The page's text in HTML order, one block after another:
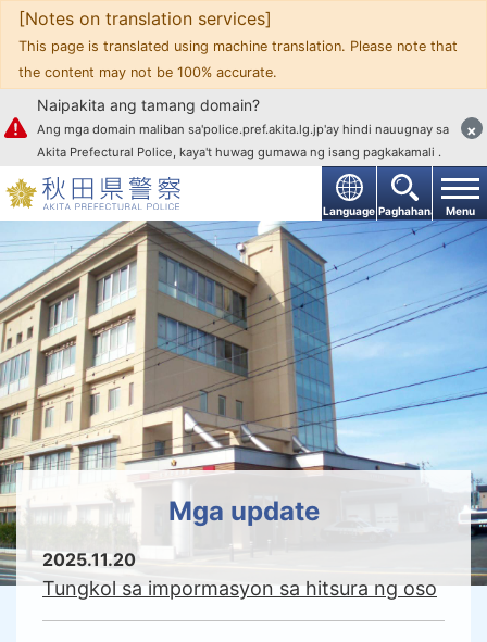
Upang mag-text
Language Paghahanap Menu
Naipakita ang tamang domain?
Ang mga domain maliban sa'police.pref.akita.lg.jp'ay hindi nauugnay sa
Akita Prefectural Police, kaya't huwag gumawa ng isang pagkakamali .
×
[Notes on translation services]
This page is translated using machine translation. Please note that
the content may not be 100% accurate.
Kitaakita Police Station
Mga update
2025.11.20
Tungkol sa impormasyon sa hitsura ng oso